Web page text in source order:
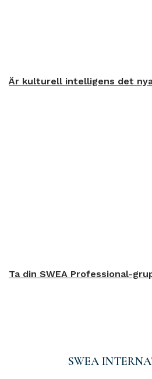
Är kulturell intelligens det
Ta din SWEA Professional-
SWEA